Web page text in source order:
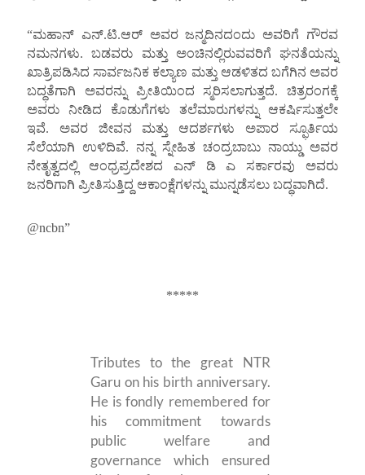
“ಮಹಾನ್ ಎನ್.ಟಿ.ಆರ್ ಅವರ ಜನ್ಮದಿನದಂದು ಅವರಿಗೆ ಗೌರವ
ನಮನಗಳು. ಬಡವರು ಮತ್ತು ಅಂಚಿನಲ್ಲಿರುವವರಿಗೆ ಘನತೆಯನ್ನು
ಖಾತ್ರಿಪಡಿಸಿದ ಸಾರ್ವಜನಿಕ ಕಲ್ಯಾಣ ಮತ್ತು ಆಡಳಿತದ ಬಗೆಗಿನ ಅವರ
ಬದ್ಧತೆಗಾಗಿ ಅವರನ್ನು ಪ್ರೀತಿಯಿಂದ ಸ್ಮರಿಸಲಾಗುತ್ತದೆ. ಚಿತ್ರರಂಗಕ್ಕೆ
ಅವರು ನೀಡಿದ ಕೊಡುಗೆಗಳು ತಲೆಮಾರುಗಳನ್ನು ಆಕರ್ಷಿಸುತ್ತಲೇ
ಇವೆ. ಅವರ ಜೀವನ ಮತ್ತು ಆದರ್ಶಗಳು ಅಪಾರ ಸ್ಫೂರ್ತಿಯ
ಸೆಲೆಯಾಗಿ ಉಳಿದಿವೆ. ನನ್ನ ಸ್ನೇಹಿತ ಚಂದ್ರಬಾಬು ನಾಯ್ಡು ಅವರ
ನೇತೃತ್ವದಲ್ಲಿ ಆಂಧ್ರಪ್ರದೇಶದ ಎನ್ ಡಿ ಎ ಸರ್ಕಾರವು ಅವರು
ಜನರಿಗಾಗಿ ಪ್ರೀತಿಸುತ್ತಿದ್ದ ಆಕಾಂಕ್ಷೆಗಳನ್ನು ಮುನ್ನಡೆಸಲು ಬದ್ಧವಾಗಿದೆ.
@ncbn”
*****
Tributes to the great NTR
Garu on his birth anniversary.
He is fondly remembered for
his commitment towards
public welfare and
governance which ensured